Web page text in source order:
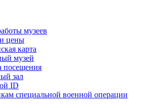
музеев
цены
карта
музей
посещения
зал
ID
специальной военной операции